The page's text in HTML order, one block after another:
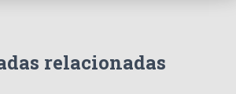
relacionadas